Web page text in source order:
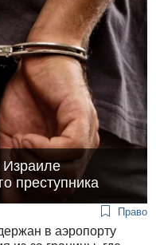
Израиле
преступника
Право
в аэропорту